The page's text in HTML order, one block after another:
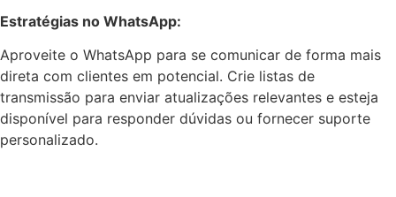
Estratégias no WhatsApp:
Aproveite o WhatsApp para se comunicar de forma mais
direta com clientes em potencial. Crie listas de
transmissão para enviar atualizações relevantes e esteja
disponível para responder dúvidas ou fornecer suporte
personalizado.